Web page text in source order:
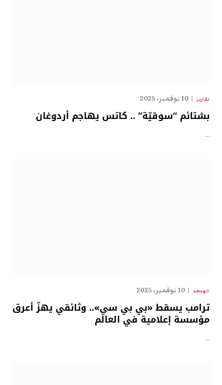
تقارير 10 نوفمبر، 2025
بشتائم “سوقيّة” .. كاتس يهاجم أردوغان
…
الهدهد 10 نوفمبر، 2025
ترامب يسقط «بي بي سي».. وثائقي يهزّ أعرق
مؤسسة إعلامية في العالم
…